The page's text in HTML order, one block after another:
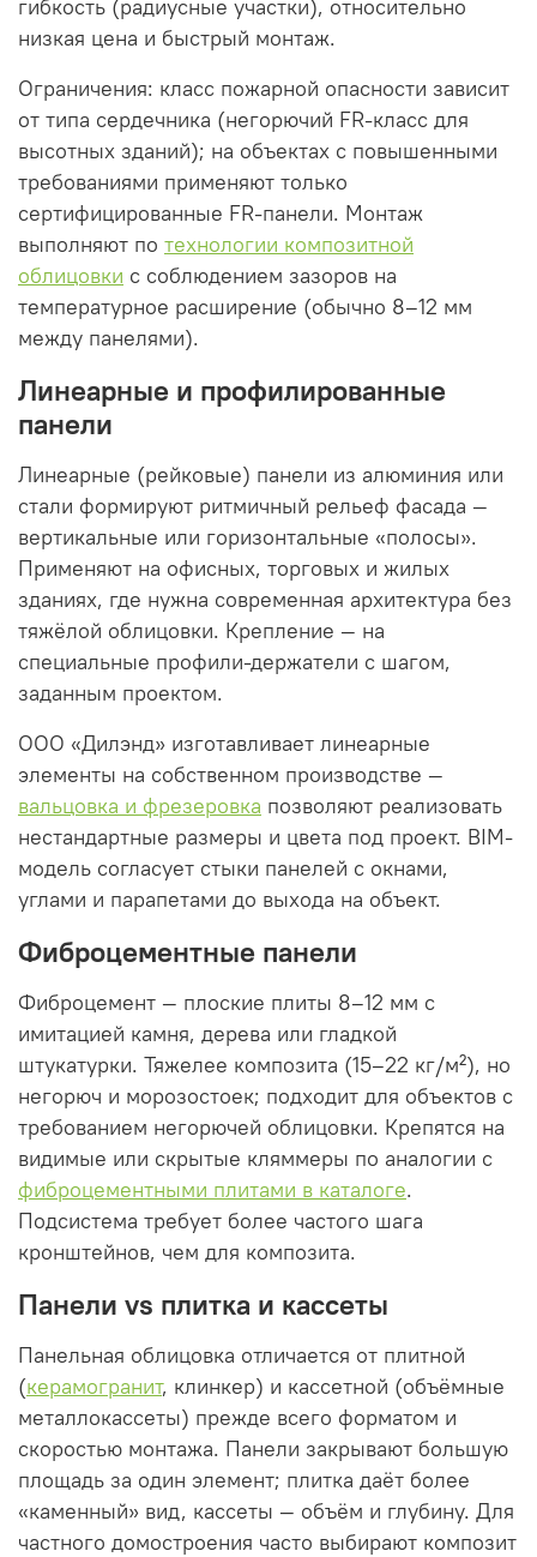
гибкость (радиусные участки), относительно
низкая цена и быстрый монтаж.
Ограничения: класс пожарной опасности зависит
от типа сердечника (негорючий FR-класс для
высотных зданий); на объектах с повышенными
требованиями применяют только
сертифицированные FR-панели. Монтаж
выполняют по технологии композитной
облицовки с соблюдением зазоров на
температурное расширение (обычно 8–12 мм
между панелями).
Линеарные и профилированные
панели
Линеарные (рейковые) панели из алюминия или
стали формируют ритмичный рельеф фасада —
вертикальные или горизонтальные «полосы».
Применяют на офисных, торговых и жилых
зданиях, где нужна современная архитектура без
тяжёлой облицовки. Крепление — на
специальные профили-держатели с шагом,
заданным проектом.
ООО «Дилэнд» изготавливает линеарные
элементы на собственном производстве —
вальцовка и фрезеровка позволяют реализовать
нестандартные размеры и цвета под проект. BIM-
модель согласует стыки панелей с окнами,
углами и парапетами до выхода на объект.
Фиброцементные панели
Фиброцемент — плоские плиты 8–12 мм с
имитацией камня, дерева или гладкой
штукатурки. Тяжелее композита (15–22 кг/м²), но
негорюч и морозостоек; подходит для объектов с
требованием негорючей облицовки. Крепятся на
видимые или скрытые кляммеры по аналогии с
фиброцементными плитами в каталоге.
Подсистема требует более частого шага
кронштейнов, чем для композита.
Панели vs плитка и кассеты
Панельная облицовка отличается от плитной
(керамогранит, клинкер) и кассетной (объёмные
металлокассеты) прежде всего форматом и
скоростью монтажа. Панели закрывают большую
площадь за один элемент; плитка даёт более
«каменный» вид, кассеты — объём и глубину. Для
частного домостроения часто выбирают композит